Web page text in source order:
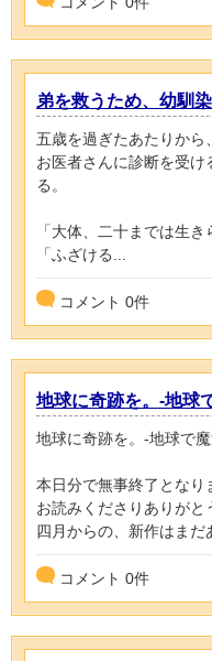
弟を救うため、幼馴
五歳を過ぎたあたりから
お医者さんに診断を受
る。
「大体、二十までは生き
「ふざける...
コメント 0件
地球に奇跡を。-地球
地球に奇跡を。-地球で
本日分で無事終了となり
お読みくださりありがと
四月からの、新作はまだ
コメント 0件